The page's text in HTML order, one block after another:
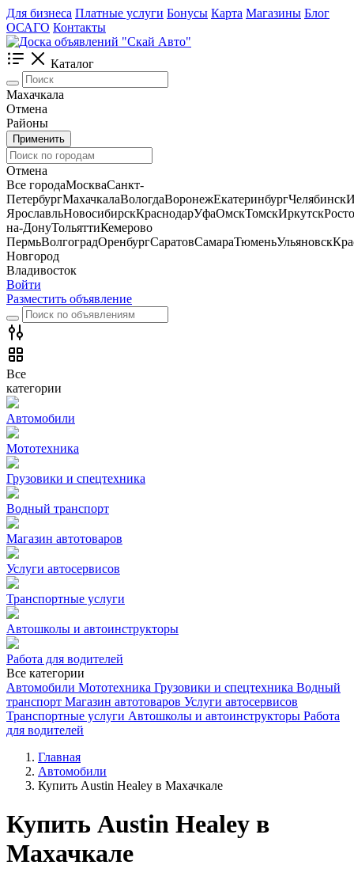
Для бизнеса Платные услуги Бонусы Карта Магазины Блог
ОСАГО Контакты
Каталог
Махачкала
Отмена
Районы
Применить
Отмена
Все городаМоскваСанкт-
ПетербургМахачкалаВологдаВоронежЕкатеринбургЧелябинск
ЯрославльНовосибирскКраснодарУфаОмскТомскИркутск
на-ДонуТольяттиКемерово
ПермьВолгоградОренбургСаратовСамараТюменьУльяновск
Новгород
Владивосток
Войти
Разместить объявление
Все
категории
Автомобили
Мототехника
Грузовики и спецтехника
Водный транспорт
Магазин автотоваров
Услуги автосервисов
Транспортные услуги
Автошколы и автоинструкторы
Работа для водителей
Все категории
Автомобили Мототехника Грузовики и спецтехника Водный
транспорт Магазин автотоваров Услуги автосервисов
Транспортные услуги Автошколы и автоинструкторы Работа
для водителей
Главная
Автомобили
Купить Austin Healey в Махачкале
Купить Austin Healey в
Махачкале